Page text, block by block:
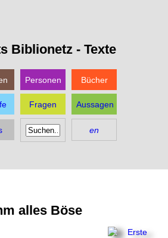
Biblionetz - Texte
Personen Bücher
Fragen Aussagen
en
alles Böse